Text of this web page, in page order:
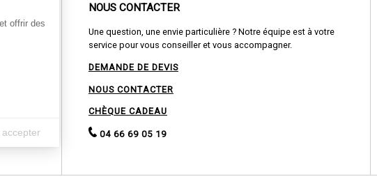
NOUS CONTACTER
Une question, une envie particulière ? Notre équipe est à votre
service pour vous conseiller et vous accompagner.
DEMANDE DE DEVIS
NOUS CONTACTER
CHÈQUE CADEAU
04 66 69 05 19